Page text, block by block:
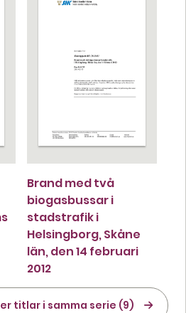
Brand med två
biogasbussar i
stadstrafik i
Helsingborg, Skåne
län, den 14 februari
2012
titlar i samma serie (9)